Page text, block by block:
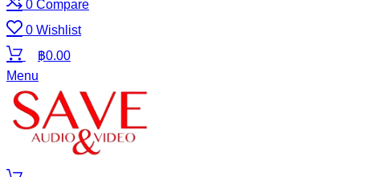
0 Compare
0 Wishlist
฿0.00
Menu